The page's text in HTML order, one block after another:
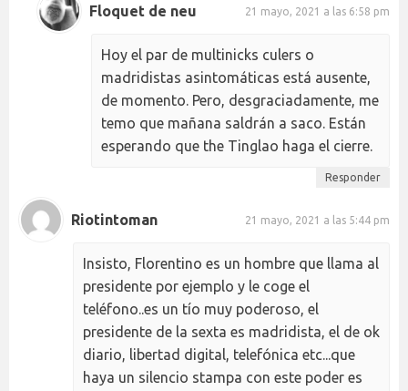
Floquet de neu 21 mayo, 2021 a las 6:58 pm
Hoy el par de multinicks culers o
madridistas asintomáticas está ausente,
de momento. Pero, desgraciadamente, me
temo que mañana saldrán a saco. Están
esperando que the Tinglao haga el cierre.
Responder
Riotintoman 21 mayo, 2021 a las 5:44 pm
Insisto, Florentino es un hombre que llama al
presidente por ejemplo y le coge el
teléfono..es un tío muy poderoso, el
presidente de la sexta es madridista, el de ok
diario, libertad digital, telefónica etc...que
haya un silencio stampa con este poder es